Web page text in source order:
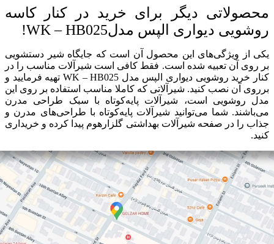
محصولاتی دیگر برای خرید در کنار کاسه
روشویی دیواری الپس مدلWK – HB025!
یکی از ویژگی‌های این محصول آن است که جایگاه شیر دستشویی
بر روی آن تعبیه شده است. فقط کافی است شیرآلات مناسب را در
کنار خرید روشویی دیواری الپس مدل WK – HB025 تهیه فرمایید و
برروی آن نصب کنید. شیرآلاتی که کاملا مناسب استفاده بر روی این
مدل روشویی است، شیرآلات پایه‌کوتاه با سبک طراحی مدرن
می‌باشند. شما می‌توانید شیرآلات پایه‌کوتاه با طراحی‌های مدرن و
جذاب را در صفحه شیرآلات بهداشتی گلزارهوم پیدا کرده و خریداری
کنید.